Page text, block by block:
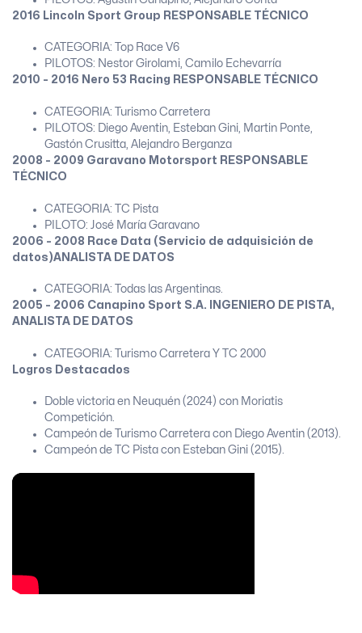
2016 Lincoln Sport Group RESPONSABLE TÉCNICO
CATEGORIA: Top Race V6
PILOTOS: Nestor Girolami, Camilo Echevarría
2010 - 2016 Nero 53 Racing RESPONSABLE TÉCNICO
CATEGORIA: Turismo Carretera
PILOTOS: Diego Aventin, Esteban Gini, Martin Ponte,
Gastón Crusitta, Alejandro Berganza
2008 - 2009 Garavano Motorsport RESPONSABLE
TÉCNICO
CATEGORIA: TC Pista
PILOTO: José María Garavano
2006 - 2008 Race Data (Servicio de adquisición de
datos)ANALISTA DE DATOS
CATEGORIA: Todas las Argentinas.
2005 - 2006 Canapino Sport S.A. INGENIERO DE PISTA,
ANALISTA DE DATOS
CATEGORIA: Turismo Carretera Y TC 2000
Logros Destacados
Doble victoria en Neuquén (2024) con Moriatis
Competición.
Campeón de Turismo Carretera con Diego Aventin (2013).
Campeón de TC Pista con Esteban Gini (2015).